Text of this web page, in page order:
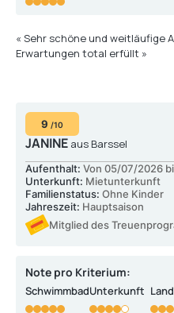
« Sehr schöne und weitläufige
Erwartungen total erfüllt »
9 /10
JANINE aus Barssel
Aufenthalt: Von 05/07/2026
Unterkunft: Mietunterkunft
Familienstatus: Ohne Kinder
Jahreszeit: Hauptsaison
Mitglied des
Note pro Kriterium:
Schwimmbad Unterkunft